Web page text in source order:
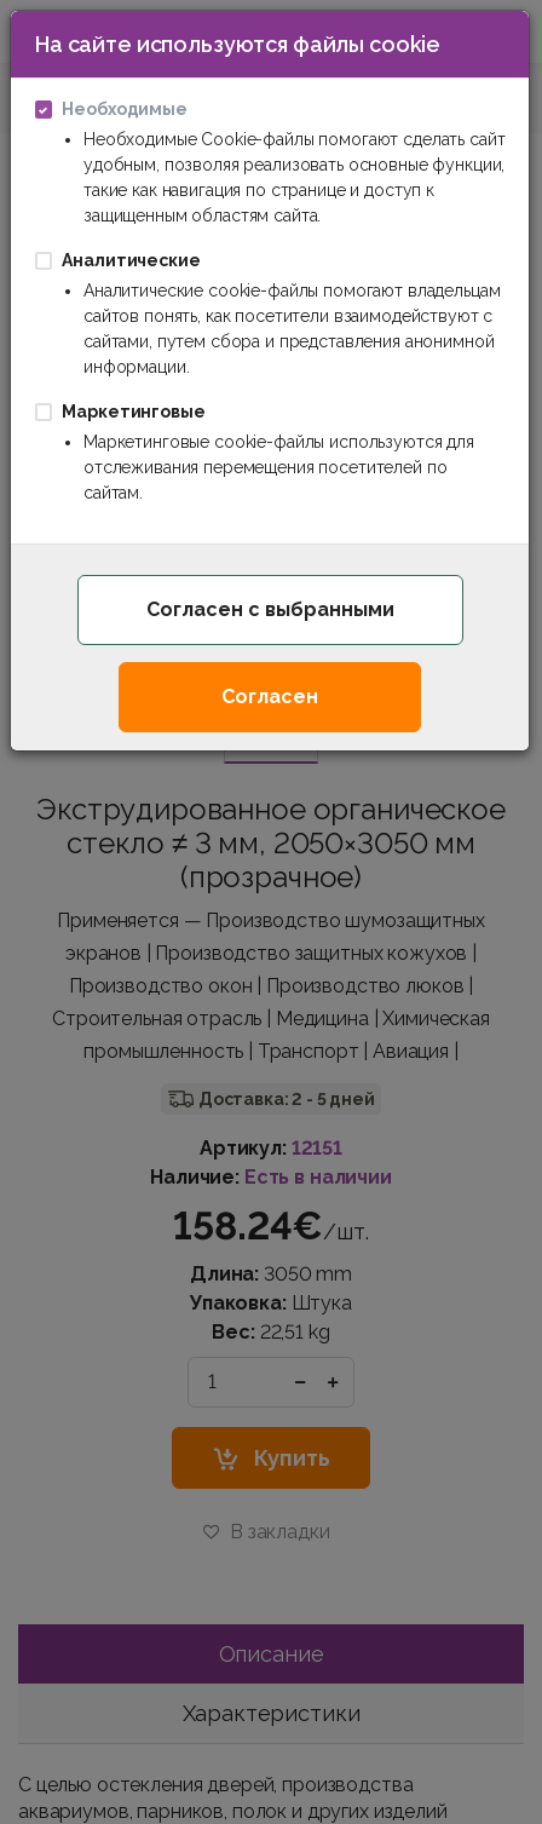
Экструдированное органическое
стекло ≠ 3 мм, 2050×3050 мм
(прозрачное)
Применяется — Производство шумозащитных
экранов | Производство защитных кожухов |
Производство окон | Производство люков |
Строительная отрасль | Медицина | Химическая
промышленность | Транспорт | Авиация |
Доставка: 2 - 5 дней
Артикул: 12151
Наличие: Есть в наличии
158.24€/шт.
Длина: 3050 mm
Упаковка: Штука
Вес: 22,51 kg
Купить
В закладки
Описание
Характеристики
С целью остекления дверей, производства
аквариумов, парников, полок и других изделий
На сайте используются файлы cookie
Необходимые
Необходимые Cookie-файлы помогают сделать сайт
удобным, позволяя реализовать основные функции,
такие как навигация по странице и доступ к
защищенным областям сайта.
Аналитические
Аналитические cookie-файлы помогают владельцам
сайтов понять, как посетители взаимодействуют с
сайтами, путем сбора и представления анонимной
информации.
Маркетинговые
Маркетинговые cookie-файлы используются для
отслеживания перемещения посетителей по
сайтам.
Согласен с выбранными
Согласен